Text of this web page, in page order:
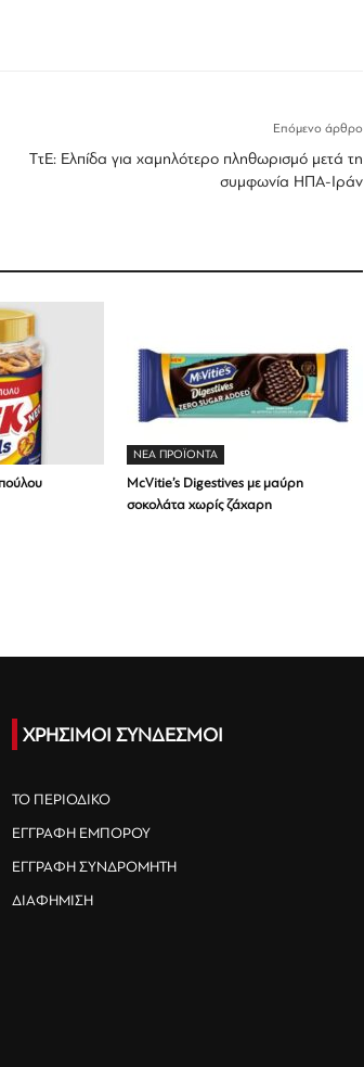
Επόμενο άρθρο
ΤτΕ: Ελπίδα για χαμηλότερο πληθωρισμό μετά τη
συμφωνία ΗΠΑ-Ιράν
ΝΕΑ ΠΡΟΪΟΝΤΑ
McVitie’s Digestives με μαύρη
σοκολάτα χωρίς ζάχαρη
ΧΡΗΣΙΜΟΙ ΣΥΝΔΕΣΜΟΙ
ΤΟ ΠΕΡΙΟΔΙΚΟ
ΕΓΓΡΑΦΗ ΕΜΠΟΡΟΥ
ΕΓΓΡΑΦΗ ΣΥΝΔΡΟΜΗΤΗ
ΔΙΑΦΗΜΙΣΗ